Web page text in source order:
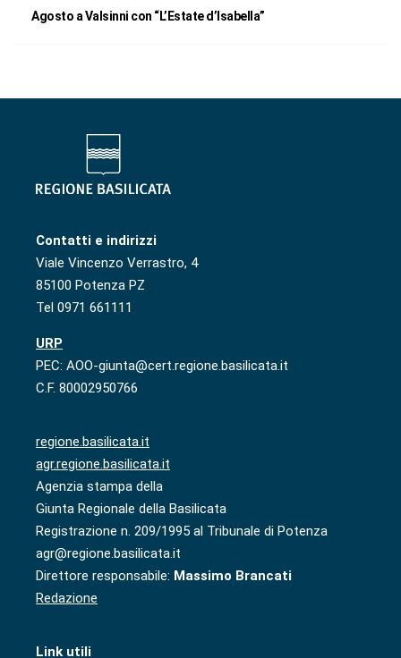
Agosto a Valsinni con “L’Estate d’Isabella”
Contatti e indirizzi
Viale Vincenzo Verrastro, 4
85100 Potenza PZ
Tel 0971 661111
URP
PEC: AOO-giunta@cert.regione.basilicata.it
C.F. 80002950766
regione.basilicata.it
agr.regione.basilicata.it
Agenzia stampa della
Giunta Regionale della Basilicata
Registrazione n. 209/1995 al Tribunale di Potenza
agr@regione.basilicata.it
Direttore responsabile: Massimo Brancati
Redazione
Link utili